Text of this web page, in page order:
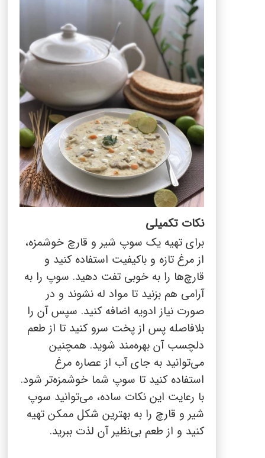
نکات تکمیلی
برای تهیه یک سوپ شیر و قارچ خوشمزه،
از مرغ تازه و باکیفیت استفاده کنید و
قارچ‌ها را به خوبی تفت دهید. سوپ را به
آرامی هم بزنید تا مواد له نشوند و در
صورت نیاز ادویه اضافه کنید. سپس آن را
بلافاصله پس از پخت سرو کنید تا از طعم
دلچسب آن بهره‌مند شوید. همچنین
می‌توانید به جای آب از عصاره مرغ
استفاده کنیدتا سوپ شما خوشمزه‌تر شود.
با رعایت این نکات ساده، می‌توانید سوپ
شیر و قارچ را به بهترین شکل ممکن تهیه
کنید و از طعم بی‌نظیر آن لذت ببرید.